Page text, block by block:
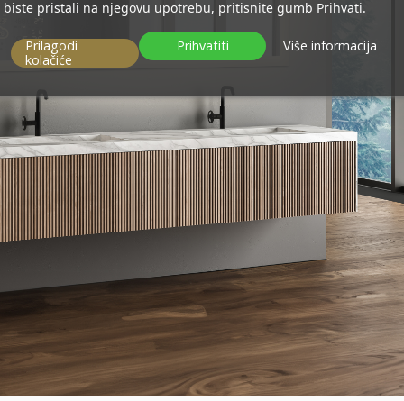
biste pristali na njegovu upotrebu, pritisnite gumb Prihvati.
Više informacija
Prilagodi
kolačiće
Prihvatiti